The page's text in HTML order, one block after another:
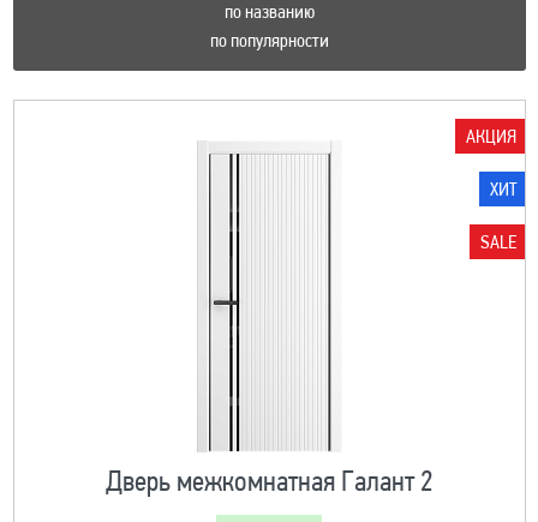
по названию
по популярности
АКЦИЯ
ХИТ
SALE
Дверь межкомнатная Галант 2